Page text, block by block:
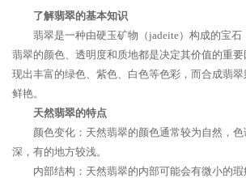
了解翡翠的基本知识
翡翠是一种由硬玉矿物（jadeite）构成的宝石
翡翠的颜色、透明度和质地都是决定其价值的重
现出丰富的绿色、紫色、白色等色彩，而合成翡
鲜艳。
天然翡翠的特点
颜色变化：天然翡翠的颜色通常较为自然，
深，有的地方较浅。
内部结构：天然翡翠的内部可能会有微小的